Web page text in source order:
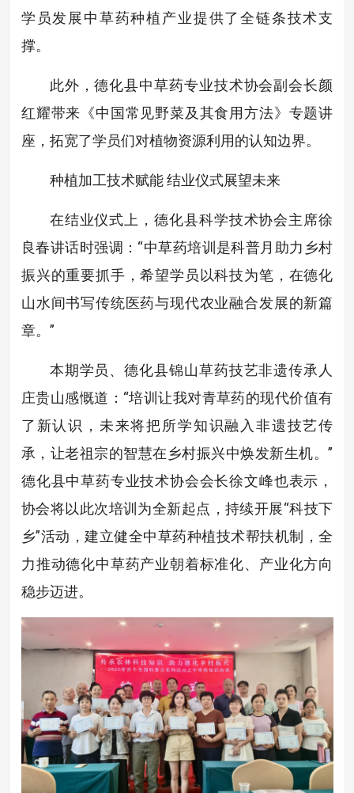
学员发展中草药种植产业提供了全链条技术支
撑。
此外，德化县中草药专业技术协会副会长颜
红耀带来《中国常见野菜及其食用方法》专题讲
座，拓宽了学员们对植物资源利用的认知边界。
种植加工技术赋能 结业仪式展望未来
在结业仪式上，德化县科学技术协会主席徐
良春讲话时强调：“中草药培训是科普月助力乡村
振兴的重要抓手，希望学员以科技为笔，在德化
山水间书写传统医药与现代农业融合发展的新篇
章。”
本期学员、德化县锦山草药技艺非遗传承人
庄贵山感慨道：“培训让我对青草药的现代价值有
了新认识，未来将把所学知识融入非遗技艺传
承，让老祖宗的智慧在乡村振兴中焕发新生机。”
德化县中草药专业技术协会会长徐文峰也表示，
协会将以此次培训为全新起点，持续开展“科技下
乡”活动，建立健全中草药种植技术帮扶机制，全
力推动德化中草药产业朝着标准化、产业化方向
稳步迈进。